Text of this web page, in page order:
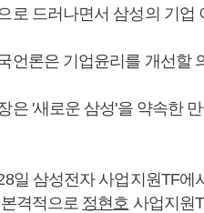
로 드러나면서 삼성의 기업
언론은 기업윤리를 개선할
은 '새로운 삼성'을 약속한
일 삼성전자 사업지원TF에
격적으로 정현호 사업지원